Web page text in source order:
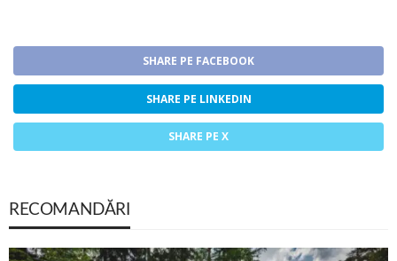
SHARE PE FACEBOOK
SHARE PE LINKEDIN
SHARE PE X
RECOMANDĂRI